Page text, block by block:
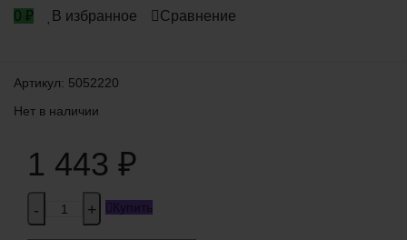
0 ₽ В избранное Сравнение
Артикул: 5052220
Нет в наличии
1 443 ₽
- + Купить